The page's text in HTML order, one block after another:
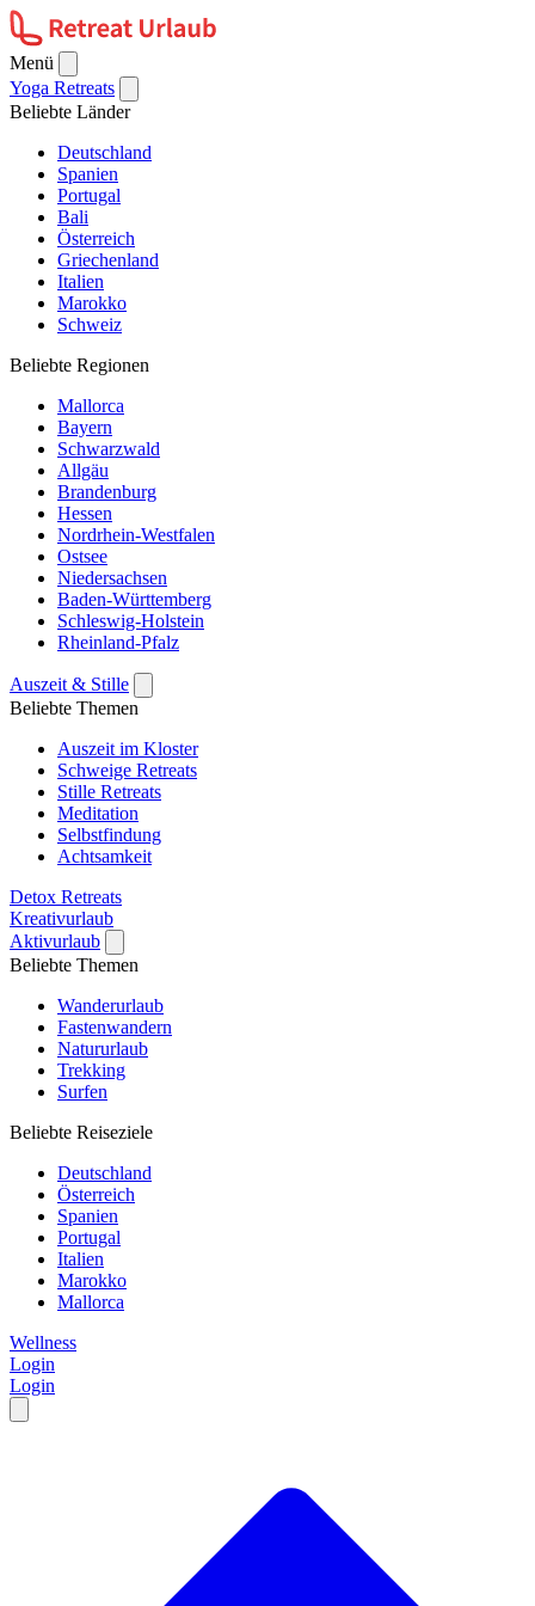
Menü
Yoga Retreats
Beliebte Länder
Deutschland
Spanien
Portugal
Bali
Österreich
Griechenland
Italien
Marokko
Schweiz
Beliebte Regionen
Mallorca
Bayern
Schwarzwald
Allgäu
Brandenburg
Hessen
Nordrhein-Westfalen
Ostsee
Niedersachsen
Baden-Württemberg
Schleswig-Holstein
Rheinland-Pfalz
Auszeit & Stille
Beliebte Themen
Auszeit im Kloster
Schweige Retreats
Stille Retreats
Meditation
Selbstfindung
Achtsamkeit
Detox Retreats
Kreativurlaub
Aktivurlaub
Beliebte Themen
Wanderurlaub
Fastenwandern
Natururlaub
Trekking
Surfen
Beliebte Reiseziele
Deutschland
Österreich
Spanien
Portugal
Italien
Marokko
Mallorca
Wellness
Login
Login